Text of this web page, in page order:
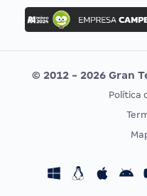
Concurso Ibama
Concurso MPU
Editais publicados
CONCURSOS POR PROFISSÃO
Concursos Fiscais
© 2012 - 2026 Gran
Política